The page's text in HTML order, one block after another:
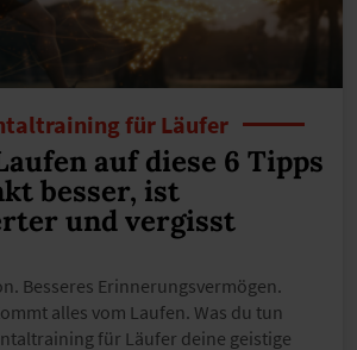
für Läufer
auf diese 6 Tipps
besser, ist
und vergisst
Besseres Erinnerungsvermögen.
alles vom Laufen. Was du tun
für Läufer deine geistige